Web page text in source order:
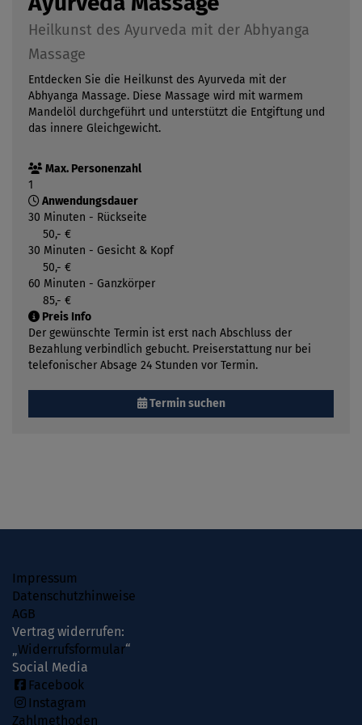
Heilkunst des Ayurveda mit der Abhyanga
Massage
Entdecken Sie die Heilkunst des Ayurveda mit der
Abhyanga Massage. Diese Massage wird mit warmem
Mandelöl durchgeführt und unterstützt die Entgiftung und
das innere Gleichgewicht.
Max. Personenzahl
1
Anwendungsdauer
30 Minuten - Rückseite
50,- €
30 Minuten - Gesicht & Kopf
50,- €
60 Minuten - Ganzkörper
85,- €
Preis Info
Der gewünschte Termin ist erst nach Abschluss der
Bezahlung verbindlich gebucht. Preiserstattung nur bei
telefonischer Absage 24 Stunden vor Termin.
Termin suchen
Impressum
Datenschutzhinweise
AGB
Vertrag widerrufen:
„Widerrufsformular“
Social Media
Facebook
Instagram
Zahlmethoden